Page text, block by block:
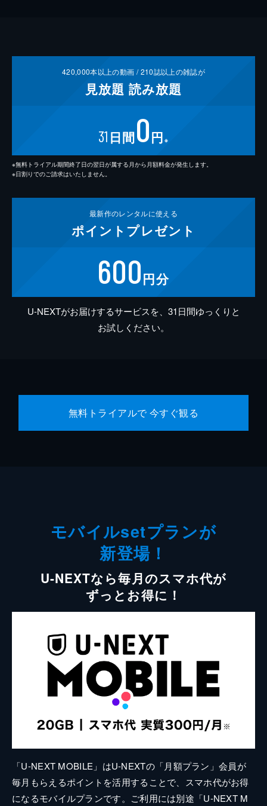
420,000本以上の動画 /210誌以上の雑誌が
見放題 読み放題
31 日間0円 ※
※無料トライアル期間終了日の翌日が属する月から月額料金が発生します。
※日割りでのご請求はいたしません。
最新作のレンタルに使える
ポイント プレゼント
600円分
U-NEXTがお届けするサービスを、31日間ゆっくりと
お試しください。
無料トライアルで 今すぐ観る
モバイルsetプランが
新登場！
U-NEXTなら毎月のスマホ代が
ずっとお得に！
「U-NEXT MOBILE」はU-NEXTの「月額プラン」会員が
毎月もらえるポイントを活用することで、スマホ代がお得
になるモバイルプランです。ご利用には別途「U-NEXT M